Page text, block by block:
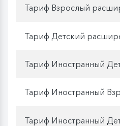
Тариф Взрослый
Тариф Детский
Тариф Иностранный
Тариф Иностранный
Тариф Иностранный